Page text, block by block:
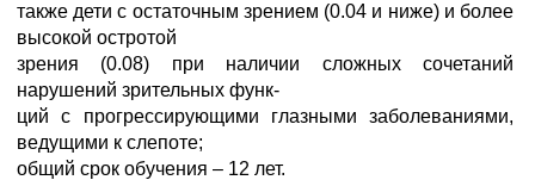
также дети с остаточным зрением (0.04 и ниже) и более
высокой остротой
зрения (0.08) при наличии сложных сочетаний
нарушений зрительных функ-
ций с прогрессирующими глазными заболеваниями,
ведущими к слепоте;
общий срок обучения – 12 лет.